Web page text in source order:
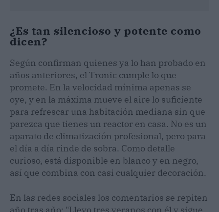
¿Es tan silencioso y potente como
dicen?
Según confirman quienes ya lo han probado en
años anteriores, el Tronic cumple lo que
promete. En la velocidad mínima apenas se
oye, y en la máxima mueve el aire lo suficiente
para refrescar una habitación mediana sin que
parezca que tienes un reactor en casa. No es un
aparato de climatización profesional, pero para
el día a día rinde de sobra. Como detalle
curioso, está disponible en blanco y en negro,
así que combina con casi cualquier decoración.
En las redes sociales los comentarios se repiten
año tras año: "Llevo tres veranos con él y sigue